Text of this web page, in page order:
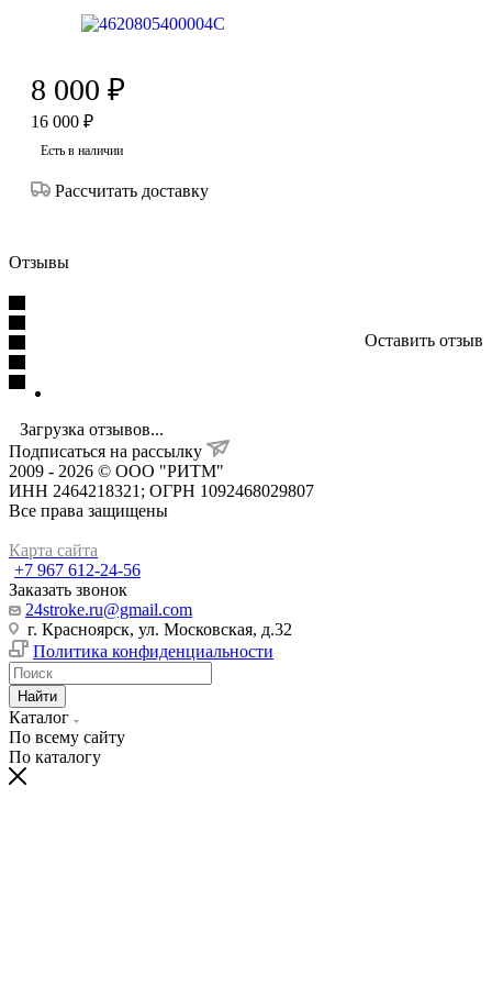
8 000 ₽
16 000 ₽
Есть в наличии
Рассчитать доставку
Отзывы
Оставить отзыв
Загрузка отзывов...
Подписаться на рассылку
2009 - 2026 © ООО "РИТМ"
ИНН 2464218321; ОГРН 1092468029807
Все права защищены
Карта сайта
+7 967 612-24-56
Заказать звонок
24stroke.ru@gmail.com
г. Красноярск, ул. Московская, д.32
Политика конфиденциальности
Найти
Каталог
По всему сайту
По каталогу